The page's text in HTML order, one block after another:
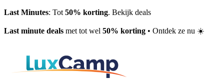
Last Minutes: Tot 50% korting. Bekijk deals
Last minute deals met tot wel 50% korting • Ontdek ze nu ☀️